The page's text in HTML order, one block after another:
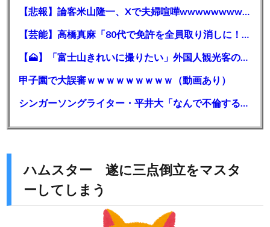
【悲報】論客米山隆一、Xで夫婦喧嘩wwwwwwwwwwww
【芸能】高橋真麻「80代で免許を全員取り消しに！」 高齢ドライバーの事故問題で、高齢者の運転免許取り消し法を提案
【🗻】「富士山きれいに撮りたい」外国人観光客のレンタカー事故が急増…「ハンドルが逆で慣れず」、道の狭さも
甲子園で大誤審ｗｗｗｗｗｗｗｗｗ（動画あり）
シンガーソングライター・平井大「なんで不倫するか知ってる？妥協で結婚するからさ。」←浅すぎると大炎上
ハムスター 遂に三点倒立をマスタ
ーしてしまう